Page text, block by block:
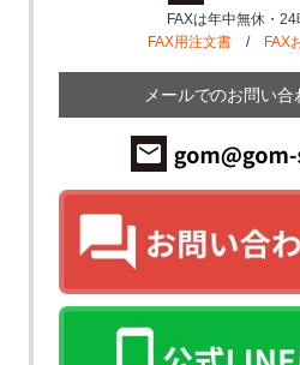
FAXは年中無休・
FAX用注文書/ FAX
メールでのお問い合